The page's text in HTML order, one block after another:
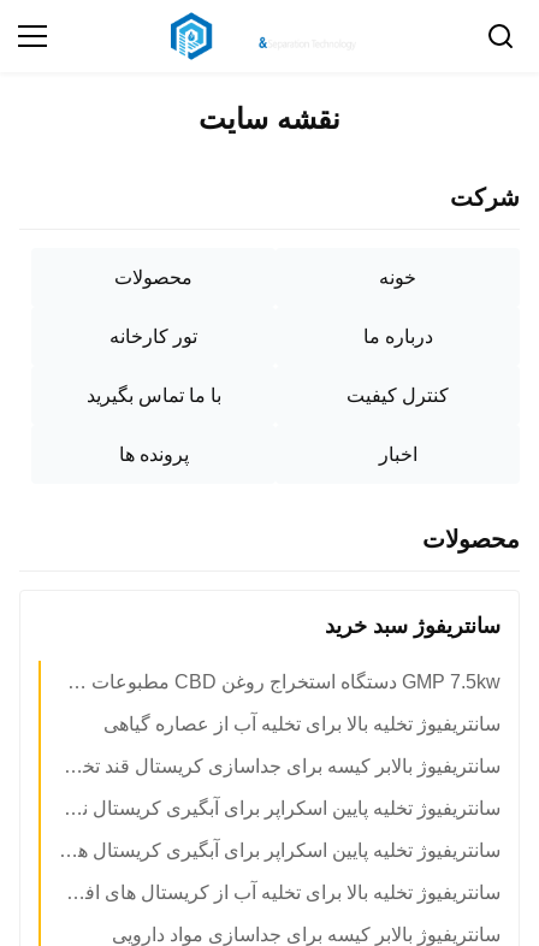
نقشه سایت
شرکت
خونه محصولات
درباره ما تور کارخانه
کنترل کیفیت با ما تماس بگیرید
اخبار پرونده ها
محصولات
سانتریفوژ سبد خرید
GMP 7.5kw دستگاه استخراج روغن CBD مطبوعات سرد
سانتریفیوژ تخلیه بالا برای تخلیه آب از عصاره گیاهی
سانتریفیوژ بالابر کیسه برای جداسازی کریستال قند تخصصی
سانتریفیوژ تخلیه پایین اسکراپر برای آبگیری کریستال نمک کود
سانتریفیوژ تخلیه پایین اسکراپر برای آبگیری کریستال های شیمیایی
سانتریفیوژ تخلیه بالا برای تخلیه آب از کریستال های افزودنی مواد غذایی
سانتریفیوژ بالابر کیسه برای جداسازی مواد دارویی